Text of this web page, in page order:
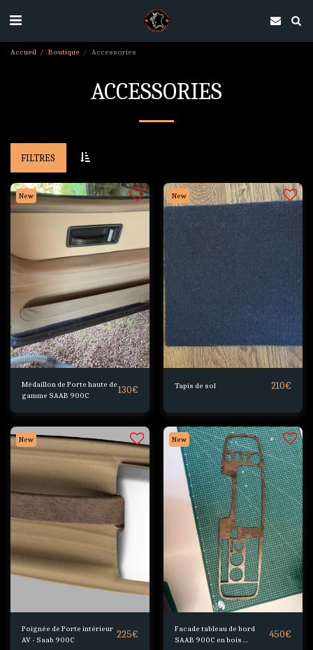
Accueil Boutique Accessories
ACCESSORIES
FILTRES
New
Médaillon de Porte haute de
gamme SAAB 900C
130€
New
Tapis de sol 210€
New
Poignée de Porte intérieur
AV - Saab 900C
225€
New
Facade tableau de bord
SAAB 900C en bois
450€